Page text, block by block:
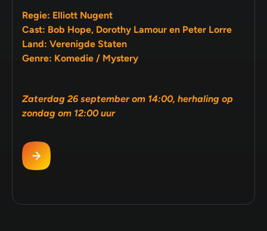
Regie: Elliott Nugent
Cast: Bob Hope, Dorothy Lamour en Peter Lorre
Land: Verenigde Staten
Genre: Komedie / Mystery
Zaterdag 26 september om 14:00, herhaling op
zondag om 12:00 uur